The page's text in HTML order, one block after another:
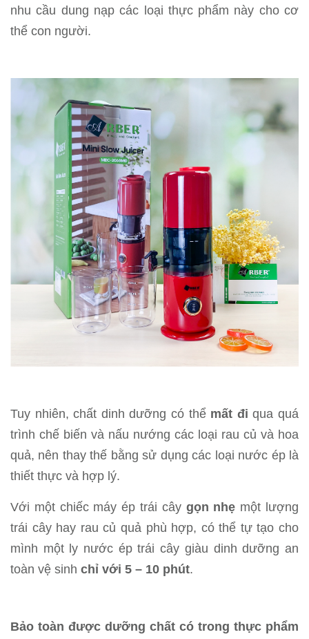
nhu cầu dung nạp các loại thực phẩm này cho cơ
thể con người.
Tuy nhiên, chất dinh dưỡng có thể mất điqua quá
trình chế biến và nấu nướng các loại rau củ và hoa
quả, nên thay thế bằng sử dụng các loại nước ép là
thiết thực và hợp lý.
Với một chiếc máy ép trái cây gọn nhẹ một lượng
trái cây hay rau củ quả phù hợp, có thể tự tạo cho
mình một ly nước ép trái cây giàu dinh dưỡng an
toàn vệ sinh chỉ với 5 – 10 phút.
Bảo toàn được dưỡng chất có trong thực phẩm